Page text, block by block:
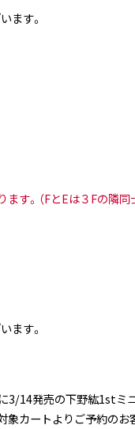
ます。
す。（FとEは３Fの隣同
ます。
3/14発売の下野紘1stミ
象カートよりご予約の